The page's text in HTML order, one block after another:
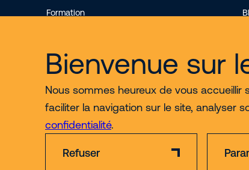
Bienvenue sur
Nous sommes heureux de vous
faciliter la navigation sur le site, analyser
confidentialité.
Refuser
Formation